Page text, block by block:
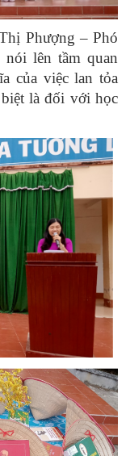
Phượng – Phó
nói lên tầm quan
của việc lan tỏa
là đối với học